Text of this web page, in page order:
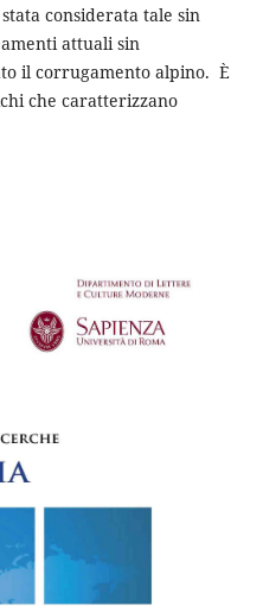
considerata tale sin
attuali sin
il corrugamento alpino. È
che caratterizzano